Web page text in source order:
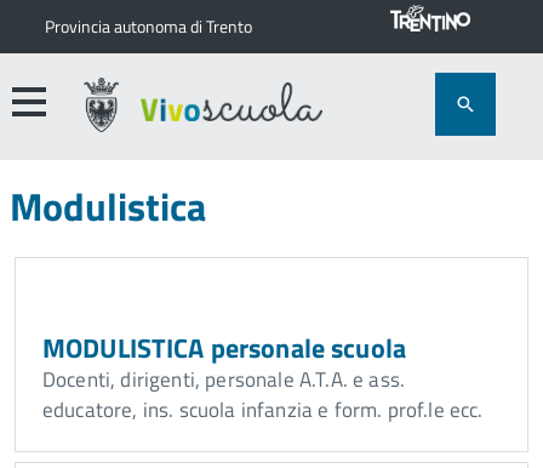
Provincia autonoma di Trento
Modulistica
MODULISTICA personale scuola
Docenti, dirigenti, personale A.T.A. e ass.
educatore, ins. scuola infanzia e form. prof.le ecc.